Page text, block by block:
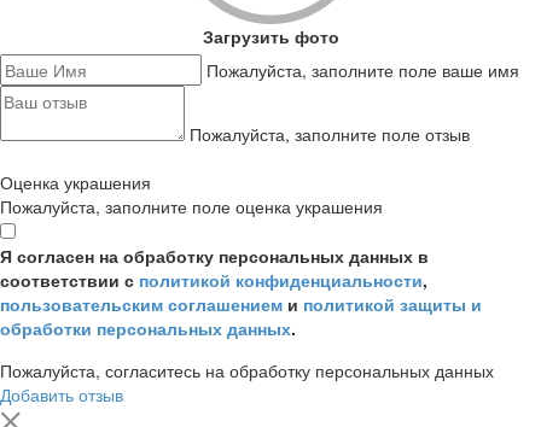
Загрузить фото
Пожалуйста, заполните поле ваше имя
Пожалуйста, заполните поле отзыв
Оценка украшения
Пожалуйста, заполните поле оценка украшения
Я согласен на обработку персональных данных в
соответствии с политикой конфиденциальности,
пользовательским соглашением и политикой защиты и
обработки персональных данных.
Пожалуйста, согласитесь на обработку персональных данных
Добавить отзыв